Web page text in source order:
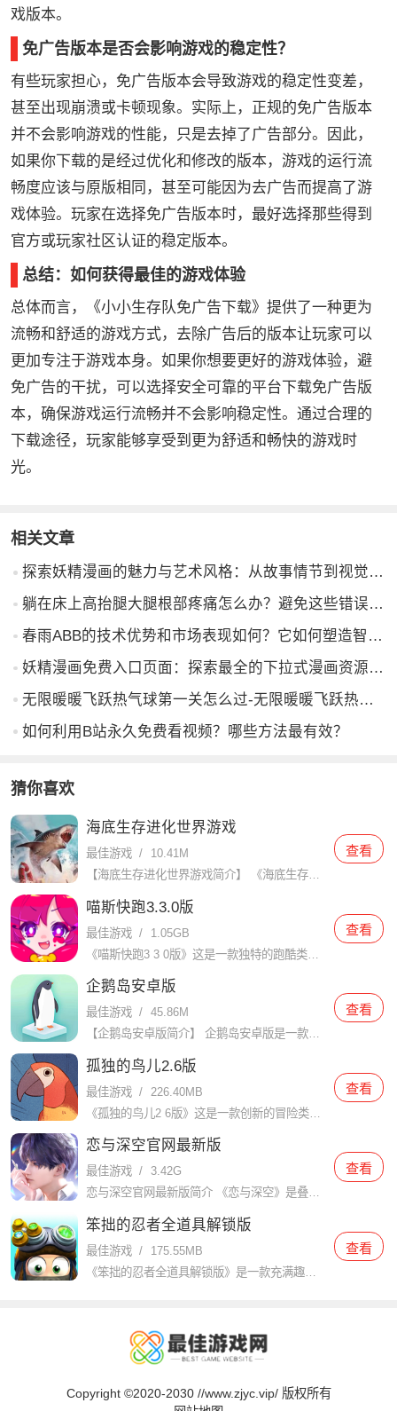
戏版本。
免广告版本是否会影响游戏的稳定性？
有些玩家担心，免广告版本会导致游戏的稳定性变差，
甚至出现崩溃或卡顿现象。实际上，正规的免广告版本
并不会影响游戏的性能，只是去掉了广告部分。因此，
如果你下载的是经过优化和修改的版本，游戏的运行流
畅度应该与原版相同，甚至可能因为去广告而提高了游
戏体验。玩家在选择免广告版本时，最好选择那些得到
官方或玩家社区认证的稳定版本。
总结：如何获得最佳的游戏体验
总体而言，《小小生存队免广告下载》提供了一种更为
流畅和舒适的游戏方式，去除广告后的版本让玩家可以
更加专注于游戏本身。如果你想要更好的游戏体验，避
免广告的干扰，可以选择安全可靠的平台下载免广告版
本，确保游戏运行流畅并不会影响稳定性。通过合理的
下载途径，玩家能够享受到更为舒适和畅快的游戏时
光。
相关文章
探索妖精漫画的魅力与艺术风格：从故事情节到视觉表现的全方位解析
躺在床上高抬腿大腿根部疼痛怎么办？避免这些错误姿势和动作：给你带来舒适的解决方案
春雨ABB的技术优势和市场表现如何？它如何塑造智能科技未来？
妖精漫画免费入口页面：探索最全的下拉式漫画资源平台
无限暖暖飞跃热气球第一关怎么过-无限暖暖飞跃热气球第1关攻略
如何利用B站永久免费看视频？哪些方法最有效？
猜你喜欢
海底生存进化世界游戏
最佳游戏 /
10.41M
【海底生存进化世界游戏简介】 《海底生存进化世界》是一款集生存、探索与进化为一体的创新冒险游戏。玩家将扮演一名意外落入神秘海底世界的幸存者，面对未知的海底生物、复杂的海底地形以及稀缺的资源，努力生存并
查看
喵斯快跑3.3.0版
最佳游戏 /
1.05GB
《喵斯快跑3 3 0版》这是一款独特的跑酷类游戏，而且玩家也是需要根据音乐的节奏进行奔跑和跳跃，并在指定的时间内完成各种动作。游戏充满了刺激和挑战，同时又融入了音乐的元素，为玩家带来一种全新的跑酷体验
查看
企鹅岛安卓版
最佳游戏 / 45.86M
【企鹅岛安卓版简介】 企鹅岛安卓版是一款温馨治愈的经营模拟游戏，玩家将扮演一位岛屿管理者，负责建设并维护一个充满生机与活力的企鹅栖息地。在这个虚拟世界中，你将与各种可爱的企鹅互动，体验从孵化企鹅蛋到见
查看
孤独的鸟儿2.6版
最佳游戏 /
226.40MB
《孤独的鸟儿2 6版》这是一款创新的冒险类游戏，以独特的故事和精美的画面吸引了众多玩家，而且在这个游戏中，玩家将扮演一只孤独的小鸟，展开一段奇幻的冒险之旅。玩家也能够在里面解锁很多有趣的角色，这样你的
查看
恋与深空官网最新版
最佳游戏 /
3.42G
恋与深空官网最新版简介 《恋与深空》是叠纸游戏推出的一款女性向3D恋爱养成手游，于2024年1月18日正式公测。作为“恋与”系列的第二部作品，游戏将故事背景设定在科幻未来的2034年，玩家将扮演一位深
查看
笨拙的忍者全道具解锁版
最佳游戏 /
175.55MB
《笨拙的忍者全道具解锁版》是一款充满趣味和刺激的魔性忍者休闲互动手游，拥有独特的剧情故事，精美的画面和音效，创新的玩法，丰富的道具和装备，可玩性高，操作简单，社交互动和持续更新的优势，以及关卡挑战，多
查看
Copyright ©2020-2030 //www.zjyc.vip/ 版权所有